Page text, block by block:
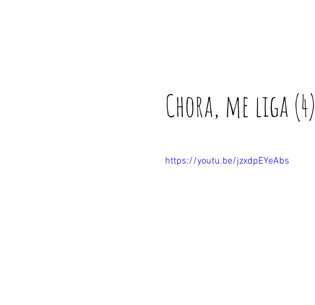
Chora, me liga (4)
https://youtu.be/jzxdpEYeAbs